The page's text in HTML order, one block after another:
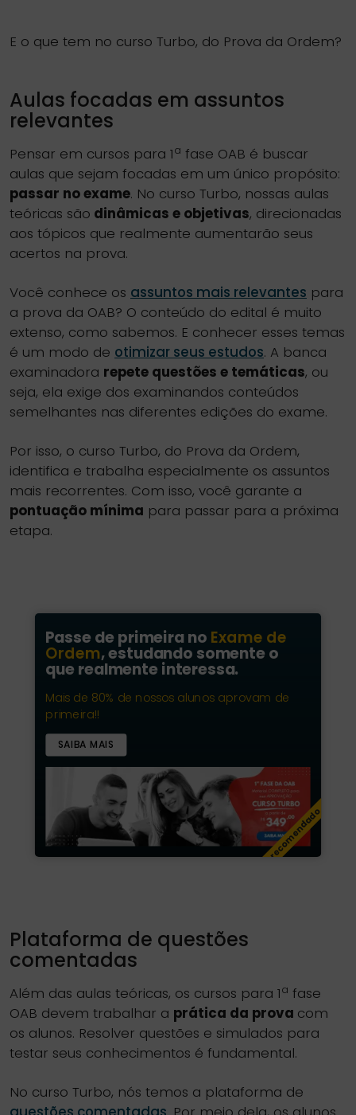
E o que tem no curso Turbo, do Prova da Ordem?
Aulas focadas em assuntos
relevantes
Pensar em cursos para 1a fase OAB é buscar
aulas que sejam focadas em um único propósito:
passar no exame. No curso Turbo, nossas aulas
teóricas são dinâmicas e objetivas, direcionadas
aos tópicos que realmente aumentarão seus
acertos na prova.
Você conhece os assuntos mais relevantes para
a prova da OAB? O conteúdo do edital é muito
extenso, como sabemos. E conhecer esses temas
é um modo de otimizar seus estudos. A banca
examinadora repete questões e temáticas, ou
seja, ela exige dos examinandos conteúdos
semelhantes nas diferentes edições do exame.
Por isso, o curso Turbo, do Prova da Ordem,
identifica e trabalha especialmente os assuntos
mais recorrentes. Com isso, você garante a
pontuação mínima para passar para a próxima
etapa.
Passe de primeira no Exame de
Ordem, estudando somente o
que realmente interessa.
Mais de 80% de nossos alunos aprovam de
primeira!!
SAIBA MAIS
recomendado
Plataforma de questões
comentadas
Além das aulas teóricas, os cursos para 1a fase
OAB devem trabalhar a prática da prova com
os alunos. Resolver questões e simulados para
testar seus conhecimentos é fundamental.
No curso Turbo, nós temos a plataforma de